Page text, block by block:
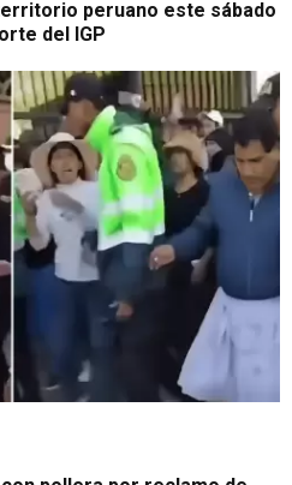
peruano este sábado
del IGP